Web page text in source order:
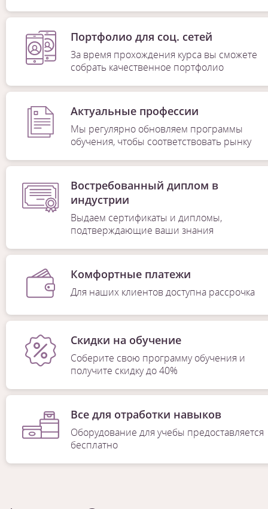
Портфолио для соц. сетей
За время прохождения курса вы сможете
собрать качественное портфолио
Актуальные профессии
Мы регулярно обновляем программы
обучения, чтобы соответствовать рынку
Востребованный диплом в
индустрии
Выдаем сертификаты и дипломы,
подтверждающие ваши знания
Комфортные платежи
Для наших клиентов доступна рассрочка
Скидки на обучение
Соберите свою программу обучения и
получите скидку до 40%
Все для отработки навыков
Оборудование для учебы предоставляется
бесплатно